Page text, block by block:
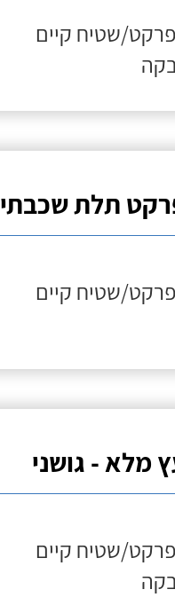
שטיח קיים
תלת שכבתי
שטיח קיים
מלא - גושני
שטיח קיים